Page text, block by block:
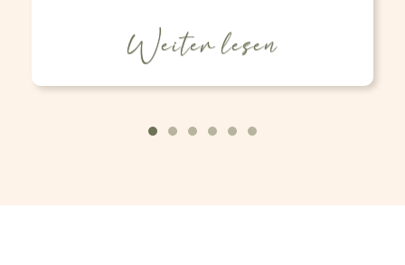
Weiter lesen